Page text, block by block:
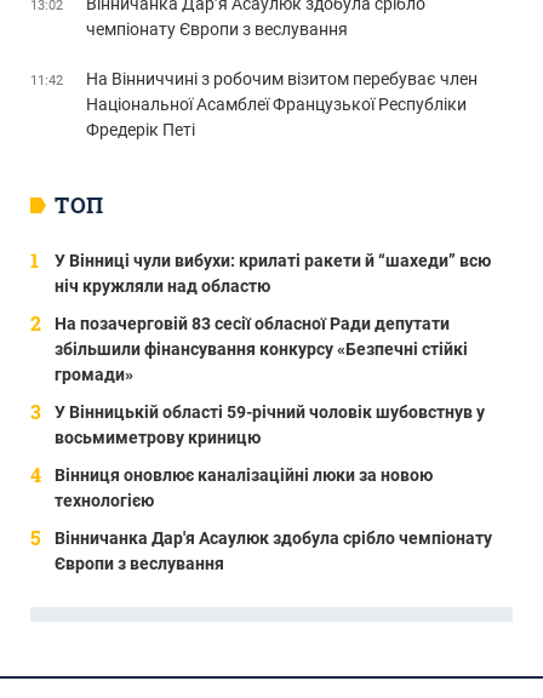
ТОП
У Вінниці чули вибухи: крилаті ракети й “шахеди” всю
ніч кружляли над областю
На позачерговій 83 сесії обласної Ради депутати
збільшили фінансування конкурсу «Безпечні стійкі
громади»
У Вінницькій області 59-річний чоловік шубовстнув у
восьмиметрову криницю
Вінниця оновлює каналізаційні люки за новою
технологією
Вінничанка Дар'я Асаулюк здобула срібло чемпіонату
Європи з веслування
13:02
чемпіонату Європи з веслування
11:42
На Вінниччині з робочим візитом перебуває член
Національної Асамблеї Французької Республіки
Фредерік Петі